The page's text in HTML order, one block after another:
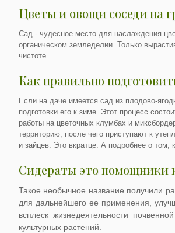
Цветы и овощи соседи на
Сад - чудесное место для наслаждения
органическом земледелии. Только
чистоте.
Как правильно
Если на даче имеется сад из плодово-
подготовки его к зиме. Этот процесс
работы на цветочных клумбах и
территорию, после чего приступают к
и зайцев. Это вкратце. А подробнее о том,
Сидераты это помощники
Такое необычное название получили
для дальнейшего ее применения,
всплеск жизнедеятельности
культурных растений.